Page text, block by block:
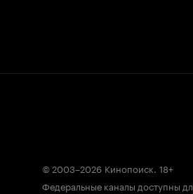
© 2003–2026 Кинопоиск. 18+
Федеральные каналы доступны